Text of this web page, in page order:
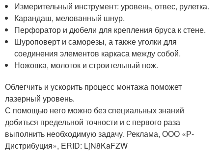
Измерительный инструмент: уровень, отвес, рулетка.
Карандаш, мелованный шнур.
Перфоратор и дюбели для крепления бруса к стене.
Шуроповерт и саморезы, а также уголки для
соединения элементов каркаса между собой.
Ножовка, молоток и строительный нож.
Облегчить и ускорить процесс монтажа поможет
лазерный уровень.
С помощью него можно без специальных знаний
добиться предельной точности и с первого раза
выполнить необходимую задачу. Реклама, ООО «Р-
Дистрибуция», ERID: LjN8KaFZW